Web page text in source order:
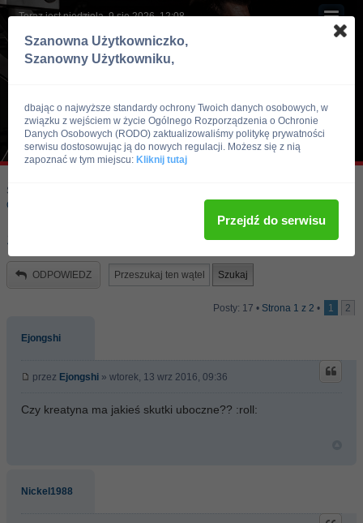
Teraz jest niedziela, 9 sie 2026, 12:08
Skocz do:
Odżywki i suplementy
Skutki uboczne kreatyny
ODPOWIEDZ
Posty: 17 • Strona 1 z 2 • 1 2
Ejongshi
przez Ejongshi » wtorek, 13 wrz 2016, 09:36
Czy kreatyna ma jakieś skutki uboczne?? :roll:
Nickel1988
Szanowna Użytkowniczko,
Szanowny Użytkowniku,
dbając o najwyższe standardy ochrony Twoich danych osobowych, w
związku z wejściem w życie Ogólnego Rozporządzenia o Ochronie
Danych Osobowych (RODO) zaktualizowaliśmy politykę prywatności
serwisu dostosowując ją do nowych regulacji. Możesz się z nią
zapoznać w tym miejscu: Kliknij tutaj
Przejdź do serwisu